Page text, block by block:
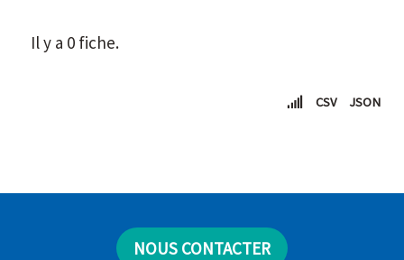
Il y a 0 fiche.
CSV JSON
NOUS CONTACTER